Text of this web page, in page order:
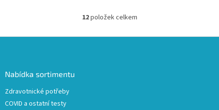
O
l
12položek celkem
Nabídka sortimentu
Zdravotnické potřeby
COVID a ostatní testy